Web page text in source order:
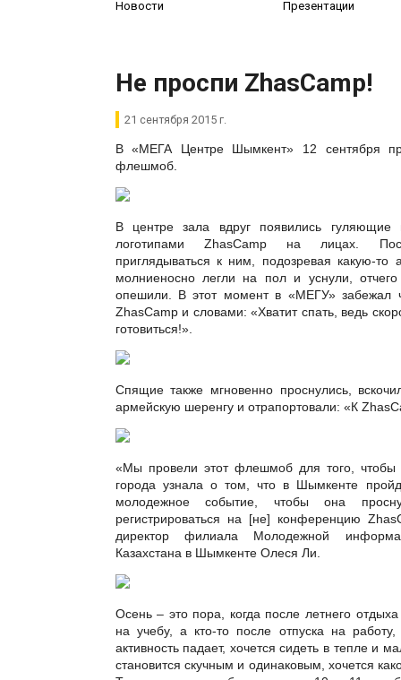
Новости
Презентации
Не проспи ZhasCamp!
21 сентября 2015 г.
В «МЕГА Центре Шымкент» 12 сентября
флешмоб.
В центре зала вдруг появились
логотипами ZhasCamp на лицах.
приглядываться к ним, подозревая какую-
молниеносно легли на пол и уснули,
опешили. В этот момент в «МЕГУ» забежал
ZhasСamp и словами: «Хватит спать, ведь
готовиться!».
Спящие также мгновенно проснулись,
армейскую шеренгу и отрапортовали: «К
«Мы провели этот флешмоб для того, чтобы
города узнала о том, что в Шымкенте
молодежное событие, чтобы она
регистрироваться на [не] конференцию
директор филиала Молодежной
Казахстана в Шымкенте Олеся Ли.
Осень – это пора, когда после летнего
на учебу, а кто-то после отпуска на
активность падает, хочется сидеть в тепле и
становится скучным и одинаковым, хочется